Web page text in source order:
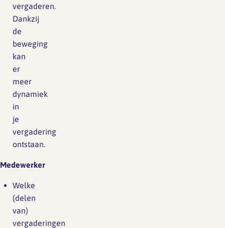
vergaderen.
Dankzij
de
beweging
kan
er
meer
dynamiek
in
je
vergadering
ontstaan.
Medewerker
Welke
(delen
van)
vergaderingen